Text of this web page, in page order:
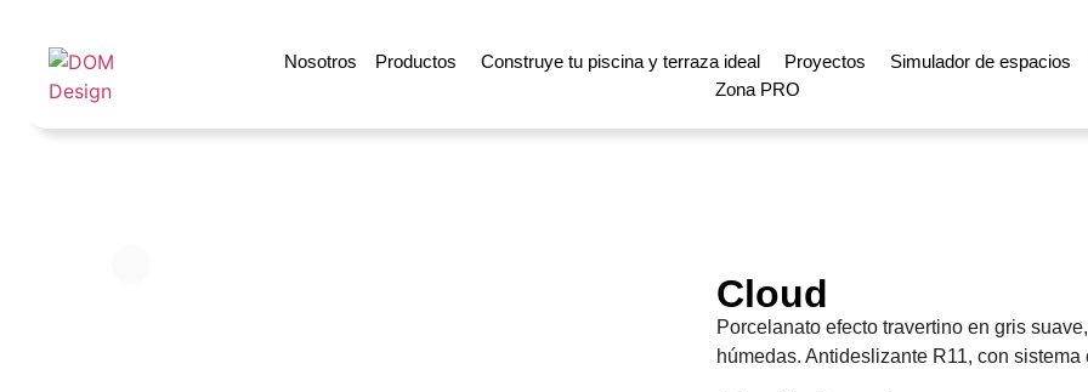
Nosotros Productos Construye tu piscina y terraza ideal Proyectos Simulador de espacios
Zona PRO
Cloud
Porcelanato efecto travertino en gris
húmedas. Antideslizante R11, con